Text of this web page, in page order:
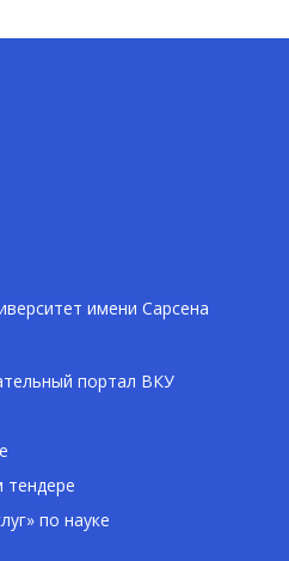
имени Сарсена
портал ВКУ
по науке
— помощник
(ВКУ). Отвечу
в бакалавриат,